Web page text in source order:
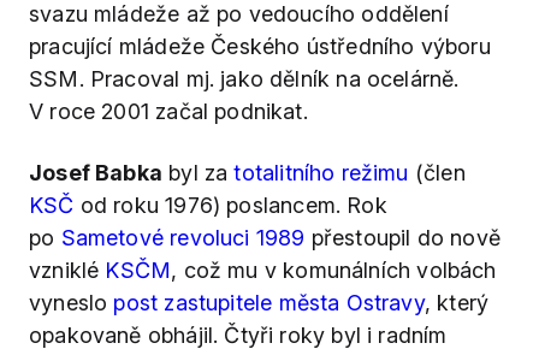
svazu mládeže až po vedoucího oddělení
pracující mládeže Českého ústředního výboru
SSM. Pracoval mj. jako dělník na ocelárně.
V roce 2001 začal podnikat.
Josef Babka byl zatotalitního režimu (člen
KSČ od roku 1976) poslancem. Rok
po Sametové revoluci 1989 přestoupil do nově
vzniklé KSČM, což mu v komunálních volbách
vyneslo post zastupitele města Ostravy, který
opakovaně obhájil. Čtyři roky byl i radním